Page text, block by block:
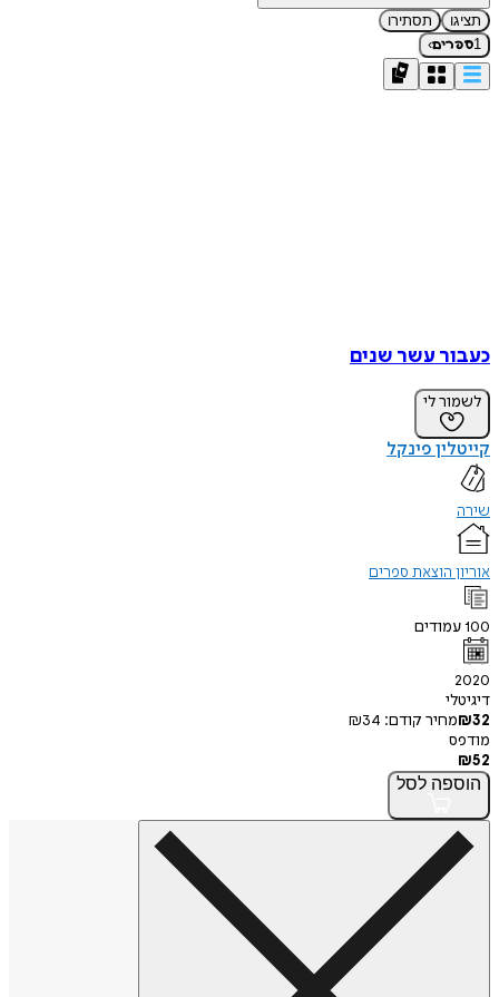
תציגו
תסתירו
1ספרים›
כעבור עשר שנים
לשמור לי
קייטלין פינקל
שירה
אוריון הוצאת ספרים
100עמודים
2020
דיגיטלי
₪32 מחיר קודם: ₪34
מודפס
₪52
הוספה לסל